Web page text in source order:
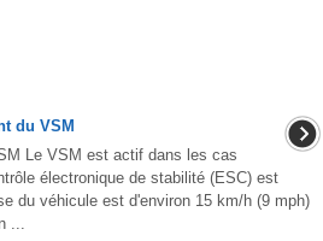
du VSM
Le VSM est actif dans les cas
électronique de stabilité (ESC) est
du véhicule est d'environ 15 km/h (9 mph)
...